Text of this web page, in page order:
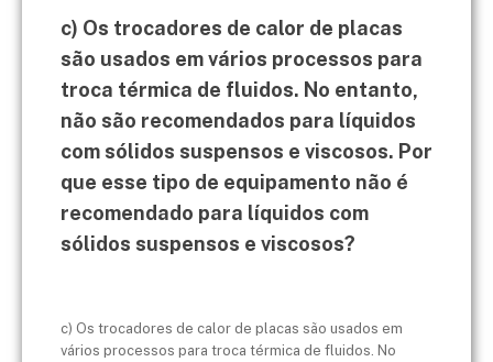
c) Os trocadores de calor de placas
são usados em vários processos para
troca térmica de fluidos. No entanto,
não são recomendados para líquidos
com sólidos suspensos e viscosos. Por
que esse tipo de equipamento não é
recomendado para líquidos com
sólidos suspensos e viscosos?
c) Os trocadores de calor de placas são usados em
vários processos para troca térmica de fluidos. No